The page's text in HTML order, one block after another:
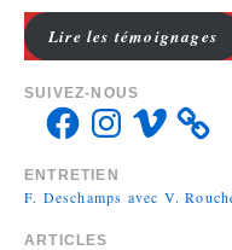
Lire les témoignages
SUIVEZ-NOUS
ENTRETIEN
F. Deschamps avec V.
ARTICLES